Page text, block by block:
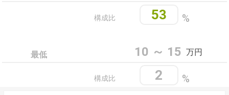
%
53
構成比
最低 10 ～ 15 万円
%
2
構成比